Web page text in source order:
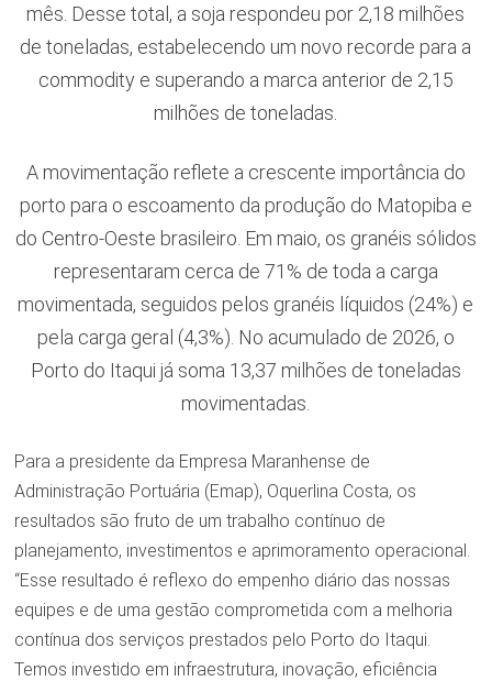
mês. Desse total, a soja respondeu por 2,18 milhões
de toneladas, estabelecendo um novo recorde para a
commodity e superando a marca anterior de 2,15
milhões de toneladas.
A movimentação reflete a crescente importância do
porto para o escoamento da produção do Matopiba e
do Centro-Oeste brasileiro. Em maio, os granéis sólidos
representaram cerca de 71% de toda a carga
movimentada, seguidos pelos granéis líquidos (24%) e
pela carga geral (4,3%). No acumulado de 2026, o
Porto do Itaqui já soma 13,37 milhões de toneladas
movimentadas.
Para a presidente da Empresa Maranhense de
Administração Portuária (Emap), Oquerlina Costa, os
resultados são fruto de um trabalho contínuo de
planejamento, investimentos e aprimoramento operacional.
“Esse resultado é reflexo do empenho diário das nossas
equipes e de uma gestão comprometida com a melhoria
contínua dos serviços prestados pelo Porto do Itaqui.
Temos investido em infraestrutura, inovação, eficiência